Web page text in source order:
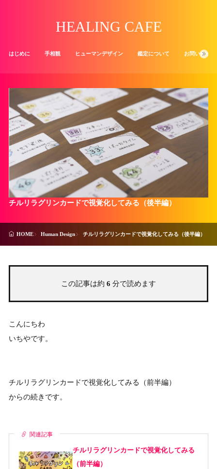
HEALING CAFE
はじめに 手相観 ヒューマンデザイン 鑑定について お問い合せ
チルリラグリンカードで視覚化してみる（後半編）
HOME Human Design チルリラグリンカードで視覚化してみる（後半編）
この記事は約 6 分で読めます
こんにちわ
いちやです。
チルリラグリンカードで視覚化してみる（前半編）
からの続きです。
関連記事
チルリラグリンカードで視覚化してみる
（前半編）